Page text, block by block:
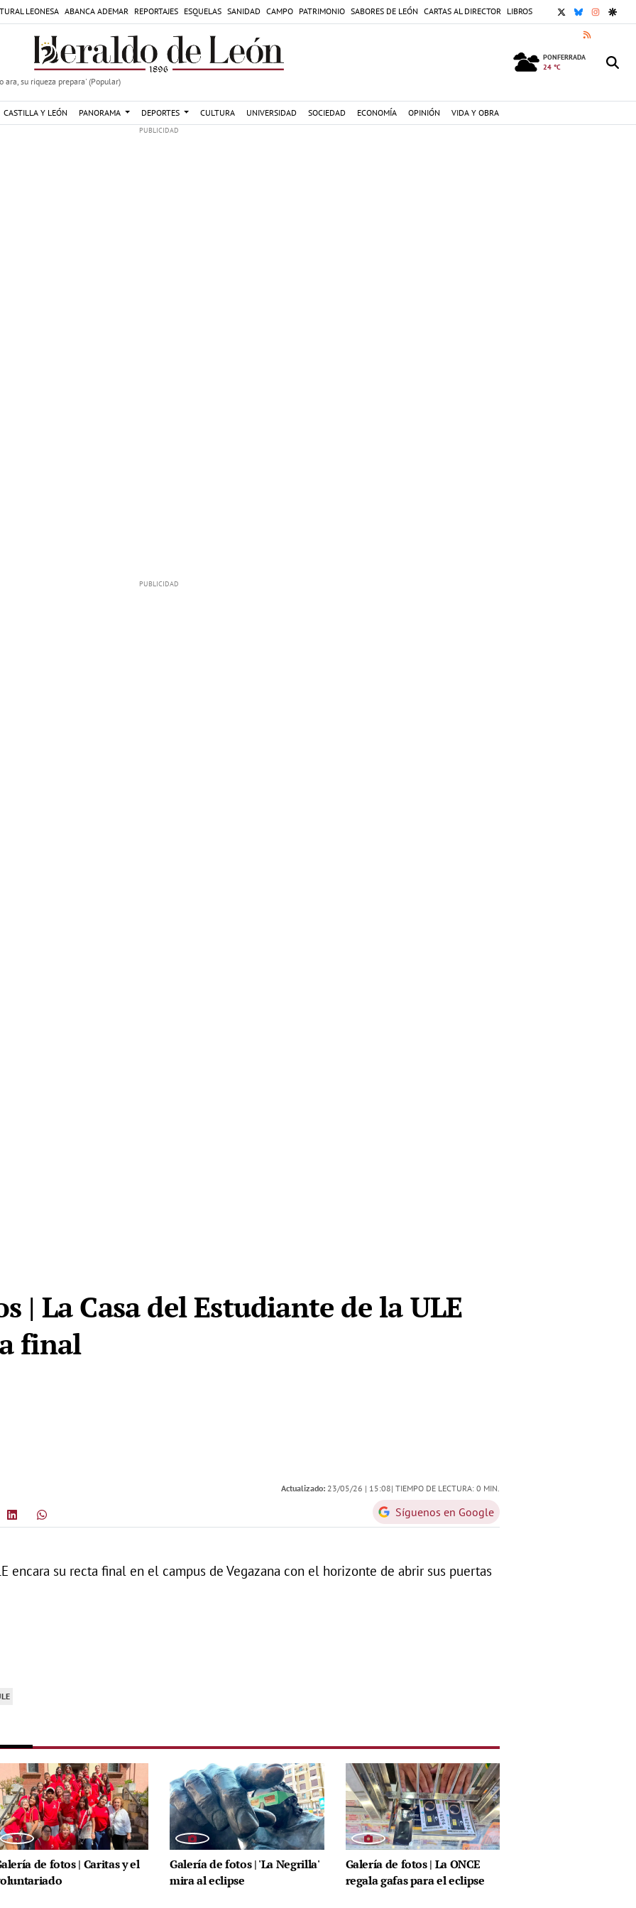
LEONESA ABANCA ADEMAR REPORTAJES ESQUELAS SANIDAD CAMPO PATRIMONIO SABORES DE LEÓN CARTAS AL DIRECTOR LIBROS X BLUESKY
RSS
ara, su riqueza prepara' (Popular)
PONFERRADA
24 °C
CASTILLA Y LEÓN PANORAMA DEPORTES CULTURA UNIVERSIDAD SOCIEDAD ECONOMÍA OPINIÓN VIDA Y OBRA
| La Casa del Estudiante de la ULE
final
Actualizado: 23/05/26 | 15:08| TIEMPO DE LECTURA: 0 MIN.
Síguenos en Google
encara su recta final en el campus de Vegazana con el horizonte de abrir sus puertas
de fotos | Caritas y el
Galería de fotos | 'La Negrilla'
mira al eclipse
Galería de fotos | La ONCE
regala gafas para el eclipse